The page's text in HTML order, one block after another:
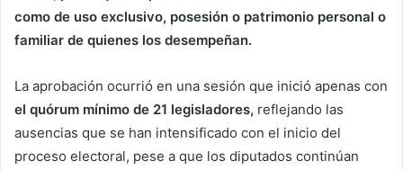
como de uso exclusivo, posesión o patrimonio personal o
familiar de quienes los desempeñan.
La aprobación ocurrió en una sesión que inició apenas con
el quórum mínimo de 21 legisladores, reflejando las
ausencias que se han intensificado con el inicio del
proceso electoral, pese a que los diputados continúan